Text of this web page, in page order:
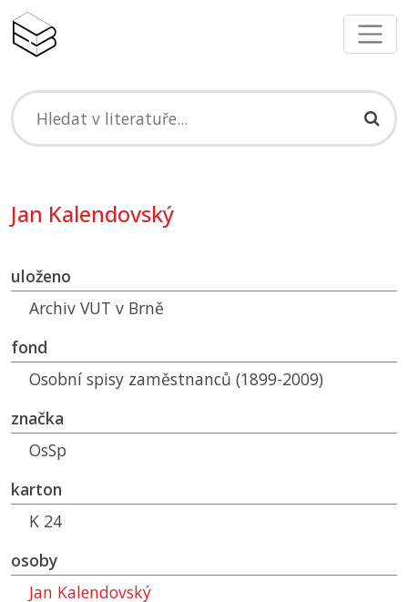
Jan Kalendovský
uloženo
Archiv VUT v Brně
fond
Osobní spisy zaměstnanců (1899-2009)
značka
OsSp
karton
K 24
osoby
Jan Kalendovský